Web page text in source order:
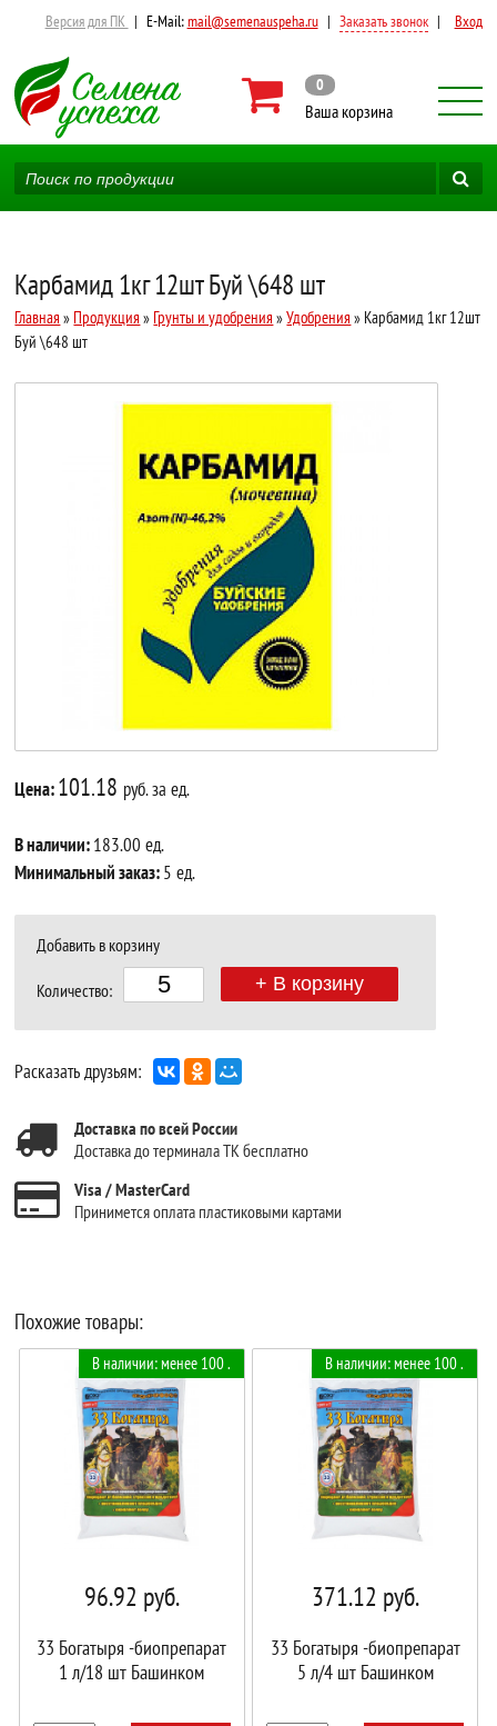
Версия для ПК | E-Mail:mail@semenauspeha.ru | Заказать звонок | Вход
0
Ваша корзина
Карбамид 1кг 12шт Буй \648 шт
Главная » Продукция » Грунты и удобрения »Удобрения » Карбамид 1кг 12шт
Буй \648 шт
Цена:101.18 руб. за ед.
В наличии:183.00 ед.
Минимальный заказ:5 ед.
Добавить в корзину
Количество: + В корзину
Расказать друзьям:
Доставка по всей России
Доставка до терминала ТК бесплатно
Visa / MasterCard
Принимется оплата пластиковыми картами
Похожие товары:
В наличии: менее 100 .
96.92 руб.
33 Богатыря -биопрепарат
1 л/18 шт Башинком
В наличии: менее 100 .
371.12 руб.
33 Богатыря -биопрепарат
5 л/4 шт Башинком